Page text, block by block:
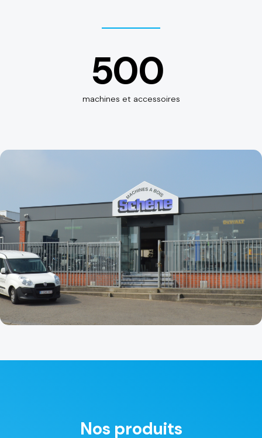
500
machines et accessoires
Nos produits